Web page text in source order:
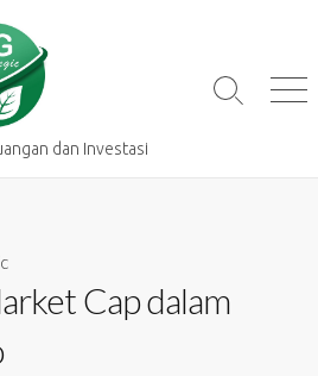
dan Investasi
Search
Cap dalam